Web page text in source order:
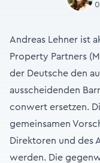
Andreas Lehner ist
Property Partners
der Deutsche den
ausscheidenden
conwert ersetzen.
gemeinsamen
Direktoren und des
werden. Die